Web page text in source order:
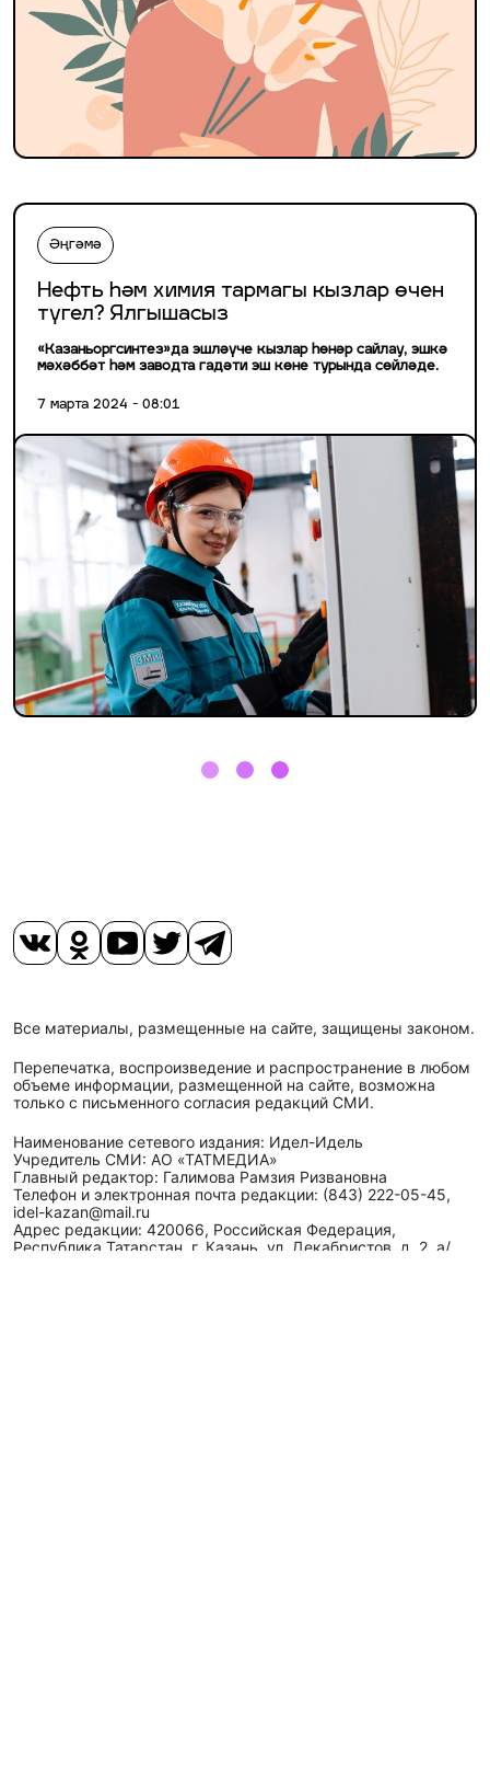
Әңгәмә
Нефть һәм химия тармагы кызлар өчен
түгел? Ялгышасыз
«Казаньоргсинтез»да эшләүче кызлар һөнәр сайлау, эшкә
мәхәббәт һәм заводта гадәти эш көне турында сөйләде.
7 марта 2024 - 08:01
Все материалы, размещенные на сайте, защищены законом.
Перепечатка, воспроизведение и распространение в любом
объеме информации, размещенной на сайте, возможна
только с письменного согласия редакций СМИ.
Наименование сетевого издания: Идел-Идель
Учредитель СМИ: АО «ТАТМЕДИА»
Главный редактор: Галимова Рамзия Ризвановна
Телефон и электронная почта редакции: (843) 222-05-45,
idel-kazan@mail.ru
Адрес редакции: 420066, Российская Федерация,
Республика Татарстан, г. Казань, ул. Декабристов, д. 2, а/